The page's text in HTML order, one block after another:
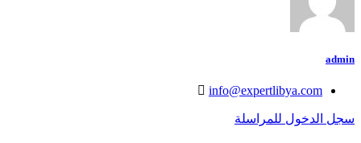
admin
info@expertlibya.com
سجل الدخول للمراسلة